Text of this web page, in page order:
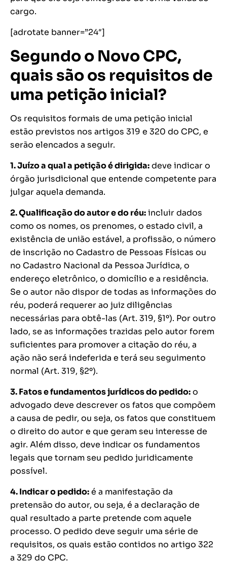
cargo.
[adrotate banner=”24″]
Segundo o Novo CPC,
quais são os requisitos de
uma petição inicial?
Os requisitos formais de uma petição inicial
estão previstos nos artigos 319 e 320 do CPC, e
serão elencados a seguir.
1. Juízo a qual a petição é dirigida:deve indicar o
órgão jurisdicional que entende competente para
julgar aquela demanda.
2. Qualificação do autor e do réu:incluir dados
como os nomes, os prenomes, o estado civil, a
existência de união estável, a profissão, o número
de inscrição no Cadastro de Pessoas Físicas ou
no Cadastro Nacional da Pessoa Jurídica, o
endereço eletrônico, o domicílio e a residência.
Se o autor não dispor de todas as informações do
réu, poderá requerer ao juiz diligências
necessárias para obtê-las (Art. 319, §1º). Por outro
lado, se as informações trazidas pelo autor forem
suficientes para promover a citação do réu, a
ação não será indeferida e terá seu seguimento
normal (Art. 319, §2º).
3. Fatos e fundamentos jurídicos do pedido:o
advogado deve descrever os fatos que compõem
a causa de pedir, ou seja, os fatos que constituem
o direito do autor e que geram seu interesse de
agir. Além disso, deve indicar os fundamentos
legais que tornam seu pedido juridicamente
possível.
4. Indicar o pedido:é a manifestação da
pretensão do autor, ou seja, é a declaração de
qual resultado a parte pretende com aquele
processo. O pedido deve seguir uma série de
requisitos, os quais estão contidos no artigo 322
a 329 do CPC.